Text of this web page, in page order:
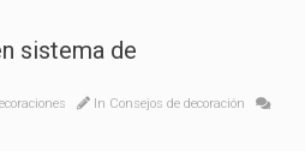
sistema de
In Consejos de decoración